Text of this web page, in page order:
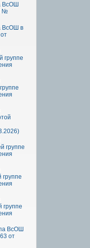
ВсОШ
№
ВсОШ в
группе
группе
группе
группе
ВсОШ
от